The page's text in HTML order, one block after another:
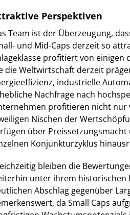
Perspektiven
Team ist der Überzeugung,
und Mid-Caps derzeit so
profitiert von
die Weltwirtschaft derzeit
industrielle
Nachfrage nach
profitieren nicht nur
Nischen der
über
Konjunkturzyklus
bleiben die
unter ihrem
Abschlag gegenüber
da Small Caps